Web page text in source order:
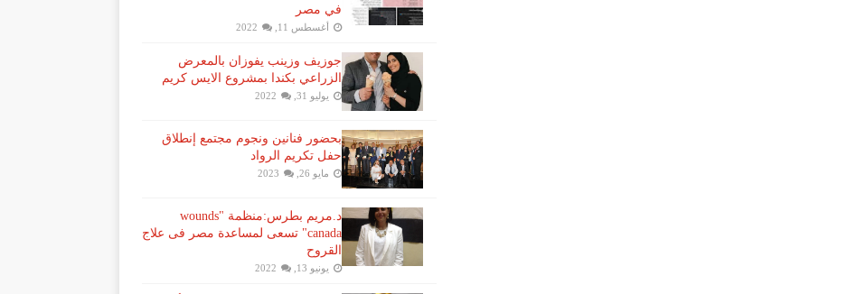
في مصر
أغسطس 11, 2022
جوزيف وزينب يفوزان بالمعرض
الزراعي بكندا بمشروع الايس كريم
يوليو 31, 2022
بحضور فنانين ونجوم مجتمع إنطلاق
حفل تكريم الرواد
مايو 26, 2023
د.مريم بطرس:منظمة "wounds
canada" تسعى لمساعدة مصر فى علاج
القروح
يونيو 13, 2022